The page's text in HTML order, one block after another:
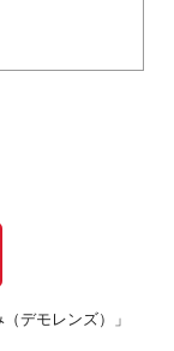
デモレンズ）」